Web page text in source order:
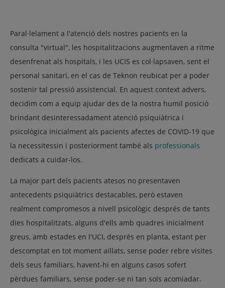
Paral·lelament a l'atenció dels nostres pacients en la
consulta "virtual", les hospitalitzacions augmentaven a ritme
desenfrenat als hospitals, i les UCIS es col·lapsaven, sent el
personal sanitari, en el cas de Teknon reubicat per a poder
sostenir tal pressió assistencial. En aquest context advers,
decidim com a equip ajudar des de la nostra humil posició
brindant desinteressadament atenció psiquiàtrica i
psicològica inicialment als pacients afectes de COVID-19 que
la necessitessin i posteriorment també als professionals
dedicats a cuidar-los.
La major part dels pacients atesos no presentaven
antecedents psiquiàtrics destacables, però estaven
realment compromesos a nivell psicològic després de tants
dies hospitalitzats, alguns d'ells amb quadres inicialment
greus, amb estades en l'UCI, després en planta, estant per
descomptat en tot moment aïllats, sense poder rebre visites
dels seus familiars, havent-hi en alguns casos sofert
pèrdues familiars, sense poder-se ni tan sols acomiadar.